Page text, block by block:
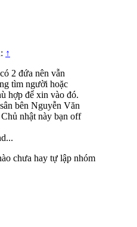
↑
2 đứa nên vẫn
tìm người hoặc
hợp để xin vào đó.
bên Nguyễn Văn
Chủ nhật này bạn off
chưa hay tự lập nhóm